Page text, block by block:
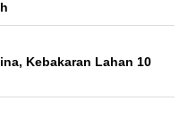
Kebakaran Lahan 10